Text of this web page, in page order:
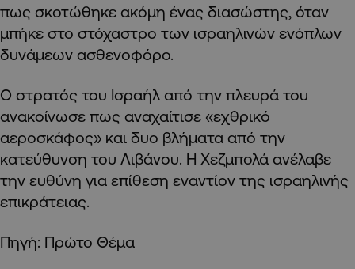
πως σκοτώθηκε ακόμη ένας διασώστης, όταν
μπήκε στο στόχαστρο των ισραηλινών ενόπλων
δυνάμεων ασθενοφόρο.
Ο στρατός του Ισραήλ από την πλευρά του
ανακοίνωσε πως αναχαίτισε «εχθρικό
αεροσκάφος» και δυο βλήματα από την
κατεύθυνση του Λιβάνου. Η Χεζμπολά ανέλαβε
την ευθύνη για επίθεση εναντίον της ισραηλινής
επικράτειας.
Πηγή: Πρώτο Θέμα